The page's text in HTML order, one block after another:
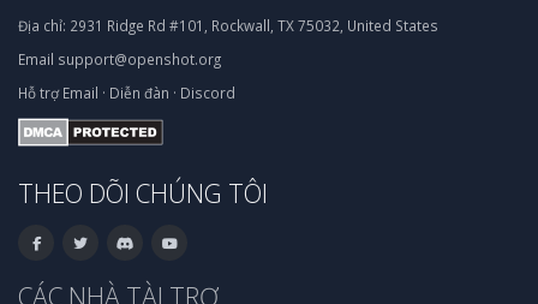
Địa chỉ: 2931 Ridge Rd #101, Rockwall, TX 75032, United States
Email support@openshot.org
Hỗ trợ Email · Diễn đàn · Discord
THEO DÕI CHÚNG TÔI
CÁC NHÀ TÀI TRỢ